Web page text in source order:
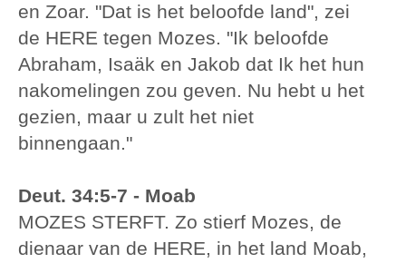
en Zoar. "Dat is het beloofde land", zei
de HERE tegen Mozes. "Ik beloofde
Abraham, Isaäk en Jakob dat Ik het hun
nakomelingen zou geven. Nu hebt u het
gezien, maar u zult het niet
binnengaan."
Deut. 34:5-7 - Moab
MOZES STERFT. Zo stierf Mozes, de
dienaar van de HERE, in het land Moab,